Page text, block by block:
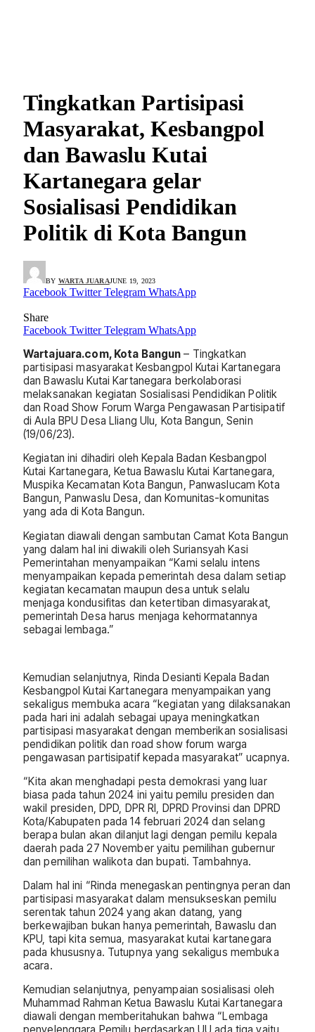
Tingkatkan Partisipasi
Masyarakat, Kesbangpol
dan Bawaslu Kutai
Kartanegara gelar
Sosialisasi Pendidikan
Politik di Kota Bangun
BY WARTA JUARAJUNE 19, 2023
Facebook Twitter Telegram WhatsApp
Share
Facebook Twitter Telegram WhatsApp
Wartajuara.com, Kota Bangun – Tingkatkan
partisipasi masyarakat Kesbangpol Kutai Kartanegara
dan Bawaslu Kutai Kartanegara berkolaborasi
melaksanakan kegiatan Sosialisasi Pendidikan Politik
dan Road Show Forum Warga Pengawasan Partisipatif
di Aula BPU Desa Lliang Ulu, Kota Bangun, Senin
(19/06/23).
Kegiatan ini dihadiri oleh Kepala Badan Kesbangpol
Kutai Kartanegara, Ketua Bawaslu Kutai Kartanegara,
Muspika Kecamatan Kota Bangun, Panwaslucam Kota
Bangun, Panwaslu Desa, dan Komunitas-komunitas
yang ada di Kota Bangun.
Kegiatan diawali dengan sambutan Camat Kota Bangun
yang dalam hal ini diwakili oleh Suriansyah Kasi
Pemerintahan menyampaikan “Kami selalu intens
menyampaikan kepada pemerintah desa dalam setiap
kegiatan kecamatan maupun desa untuk selalu
menjaga kondusifitas dan ketertiban dimasyarakat,
pemerintah Desa harus menjaga kehormatannya
sebagai lembaga.”
Kemudian selanjutnya, Rinda Desianti Kepala Badan
Kesbangpol Kutai Kartanegara menyampaikan yang
sekaligus membuka acara “kegiatan yang dilaksanakan
pada hari ini adalah sebagai upaya meningkatkan
partisipasi masyarakat dengan memberikan sosialisasi
pendidikan politik dan road show forum warga
pengawasan partisipatif kepada masyarakat” ucapnya.
“Kita akan menghadapi pesta demokrasi yang luar
biasa pada tahun 2024 ini yaitu pemilu presiden dan
wakil presiden, DPD, DPR RI, DPRD Provinsi dan DPRD
Kota/Kabupaten pada 14 februari 2024 dan selang
berapa bulan akan dilanjut lagi dengan pemilu kepala
daerah pada 27 November yaitu pemilihan gubernur
dan pemilihan walikota dan bupati. Tambahnya.
Dalam hal ini “Rinda menegaskan pentingnya peran dan
partisipasi masyarakat dalam mensukseskan pemilu
serentak tahun 2024 yang akan datang, yang
berkewajiban bukan hanya pemerintah, Bawaslu dan
KPU, tapi kita semua, masyarakat kutai kartanegara
pada khususnya. Tutupnya yang sekaligus membuka
acara.
Kemudian selanjutnya, penyampaian sosialisasi oleh
Muhammad Rahman Ketua Bawaslu Kutai Kartanegara
diawali dengan memberitahukan bahwa “Lembaga